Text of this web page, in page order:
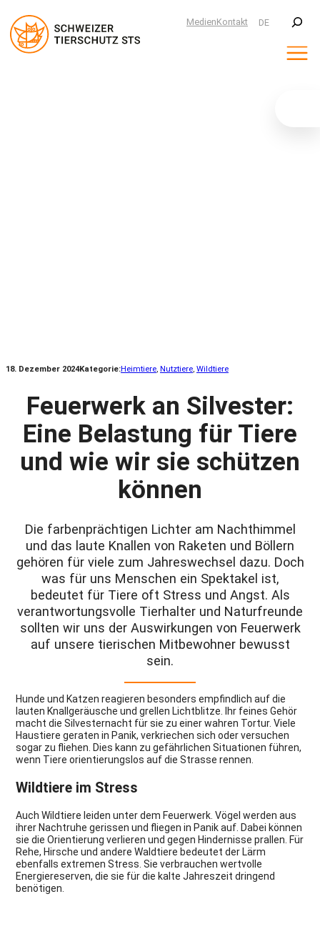
MedienKontakt DE
Suchen
18. Dezember 2024Kategorie:Heimtiere, Nutztiere, Wildtiere
Feuerwerk an Silvester:
Eine Belastung für Tiere
und wie wir sie schützen
können
Die farbenprächtigen Lichter am Nachthimmel
und das laute Knallen von Raketen und Böllern
gehören für viele zum Jahreswechsel dazu. Doch
was für uns Menschen ein Spektakel ist,
bedeutet für Tiere oft Stress und Angst. Als
verantwortungsvolle Tierhalter und Naturfreunde
sollten wir uns der Auswirkungen von Feuerwerk
auf unsere tierischen Mitbewohner bewusst
sein.
Hunde und Katzen reagieren besonders empfindlich auf die
lauten Knallgeräusche und grellen Lichtblitze. Ihr feines Gehör
macht die Silvesternacht für sie zu einer wahren Tortur. Viele
Haustiere geraten in Panik, verkriechen sich oder versuchen
sogar zu fliehen. Dies kann zu gefährlichen Situationen führen,
wenn Tiere orientierungslos auf die Strasse rennen.
Wildtiere im Stress
Auch Wildtiere leiden unter dem Feuerwerk. Vögel werden aus
ihrer Nachtruhe gerissen und fliegen in Panik auf. Dabei können
sie die Orientierung verlieren und gegen Hindernisse prallen. Für
Rehe, Hirsche und andere Waldtiere bedeutet der Lärm
ebenfalls extremen Stress. Sie verbrauchen wertvolle
Energiereserven, die sie für die kalte Jahreszeit dringend
benötigen.